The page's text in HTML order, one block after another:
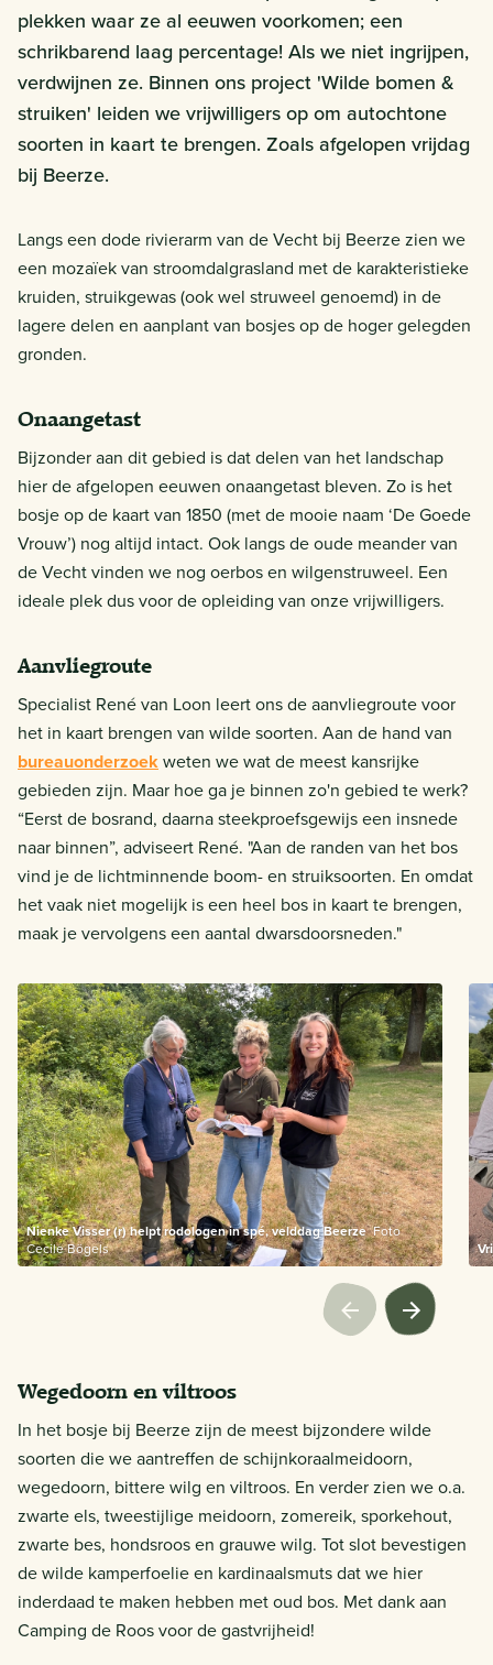
plekken waar ze al eeuwen voorkomen; een
schrikbarend laag percentage! Als we niet ingrijpen,
verdwijnen ze. Binnen ons project 'Wilde bomen &
struiken' leiden we vrijwilligers op om autochtone
soorten in kaart te brengen. Zoals afgelopen vrijdag
bij Beerze.
Langs een dode rivierarm van de Vecht bij Beerze zien we
een mozaïek van stroomdalgrasland met de karakteristieke
kruiden, struikgewas (ook wel struweel genoemd) in de
lagere delen en aanplant van bosjes op de hoger gelegden
gronden.
Onaangetast
Bijzonder aan dit gebied is dat delen van het landschap
hier de afgelopen eeuwen onaangetast bleven. Zo is het
bosje op de kaart van 1850 (met de mooie naam ‘De Goede
Vrouw’) nog altijd intact. Ook langs de oude meander van
de Vecht vinden we nog oerbos en wilgenstruweel. Een
ideale plek dus voor de opleiding van onze vrijwilligers.
Aanvliegroute
Specialist René van Loon leert ons de aanvliegroute voor
het in kaart brengen van wilde soorten. Aan de hand van
bureauonderzoekweten we wat de meest kansrijke
gebieden zijn. Maar hoe ga je binnen zo'n gebied te werk?
“Eerst de bosrand, daarna steekproefsgewijs een insnede
naar binnen”, adviseert René. "Aan de randen van het bos
vind je de lichtminnende boom- en struiksoorten. En omdat
het vaak niet mogelijk is een heel bos in kaart te brengen,
maak je vervolgens een aantal dwarsdoorsneden."
Nienke Visser (r) helpt rodologen in spé, velddag BeerzeFoto
Cecile Bögels
Wegedoorn en viltroos
In het bosje bij Beerze zijn de meest bijzondere wilde
soorten die we aantreffen de schijnkoraalmeidoorn,
wegedoorn, bittere wilg en viltroos. En verder zien we o.a.
zwarte els, tweestijlige meidoorn, zomereik, sporkehout,
zwarte bes, hondsroos en grauwe wilg. Tot slot bevestigen
de wilde kamperfoelie en kardinaalsmuts dat we hier
inderdaad te maken hebben met oud bos. Met dank aan
Camping de Roos voor de gastvrijheid!